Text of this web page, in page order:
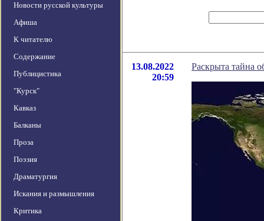
Новости русской культуры
Афиша
К читателю
Содержание
Публицистика
"Курск"
Кавказ
Балканы
Проза
Поэзия
Драматургия
Искания и размышления
Критика
13.08.2022
20:59
Раскрыта тайна